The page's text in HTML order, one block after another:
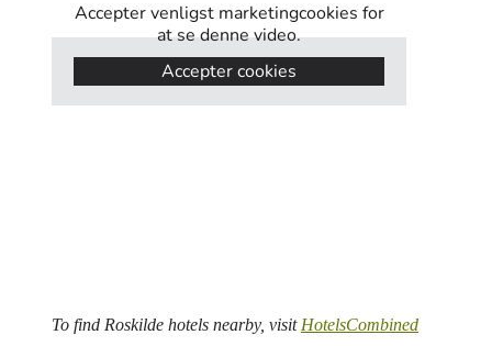
Accepter venligst marketingcookies for
at se denne video.
Accepter cookies
To find Roskilde hotels nearby, visit HotelsCombined​